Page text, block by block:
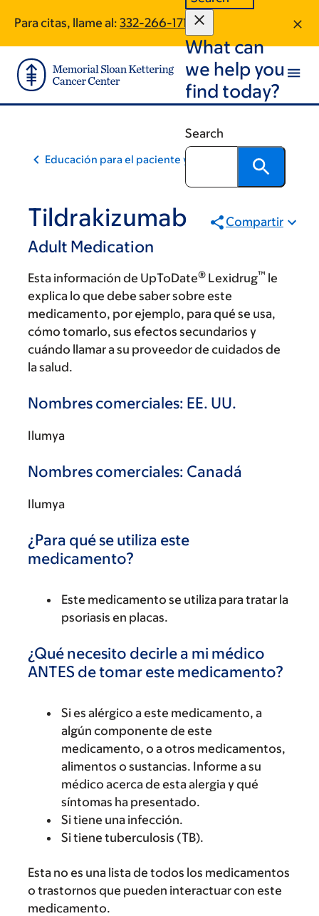
main
content
footer
Para citas, llame al: 332-266-1712
What can
we help you
find today?
Search
Educación para el paciente y la comunidad
Tildrakizumab
Adult Medication
Compartir
Esta información de UpToDate® Lexidrug™ le
explica lo que debe saber sobre este
medicamento, por ejemplo, para qué se usa,
cómo tomarlo, sus efectos secundarios y
cuándo llamar a su proveedor de cuidados de
la salud.
Nombres comerciales: EE. UU.
Ilumya
Nombres comerciales: Canadá
Ilumya
¿Para qué se utiliza este
medicamento?
Este medicamento se utiliza para tratar la
psoriasis en placas.
¿Qué necesito decirle a mi médico
ANTES de tomar este medicamento?
Si es alérgico a este medicamento, a
algún componente de este
medicamento, o a otros medicamentos,
alimentos o sustancias. Informe a su
médico acerca de esta alergia y qué
síntomas ha presentado.
Si tiene una infección.
Si tiene tuberculosis (TB).
Esta no es una lista de todos los medicamentos
o trastornos que pueden interactuar con este
medicamento.